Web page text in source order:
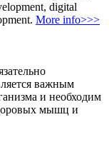
digital
More info>>>
важным
и необходим
мышц и